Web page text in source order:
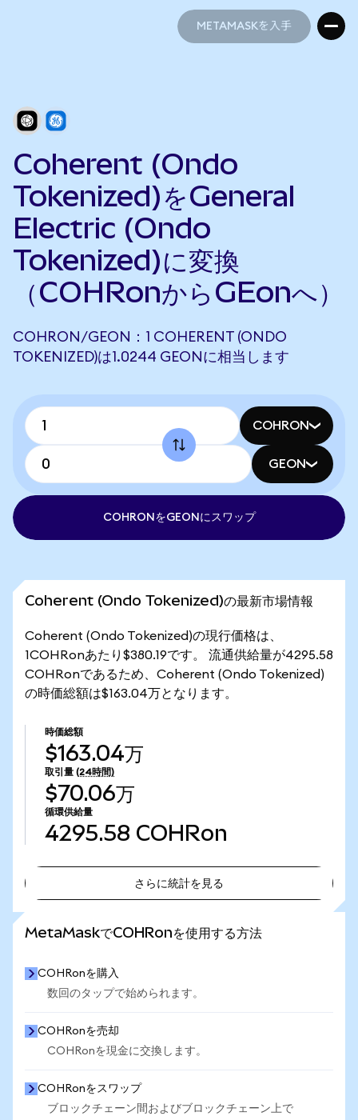
METAMASKを入手
Coherent (Ondo
Tokenized)をGeneral
Electric (Ondo
Tokenized)に変換
（COHRonからGEonへ）
COHRON/GEON：1 COHERENT (ONDO
TOKENIZED)は1.0244 GEONに相当します
COHRON
GEON
COHRONをGEONにスワップ
Coherent (Ondo Tokenized)の最新市場情報
Coherent (Ondo Tokenized)の現行価格は、
1COHRonあたり$380.19です。 流通供給量が4295.58
COHRonであるため、Coherent (Ondo Tokenized)
の時価総額は$163.04万となります。
時価総額
$163.04万
取引量 (24時間)
$70.06万
循環供給量
4295.58 COHRon
さらに統計を見る
MetaMaskでCOHRonを使用する方法
COHRonを購入
数回のタップで始められます。
COHRonを売却
COHRonを現金に交換します。
COHRonをスワップ
ブロックチェーン間およびブロックチェーン上で